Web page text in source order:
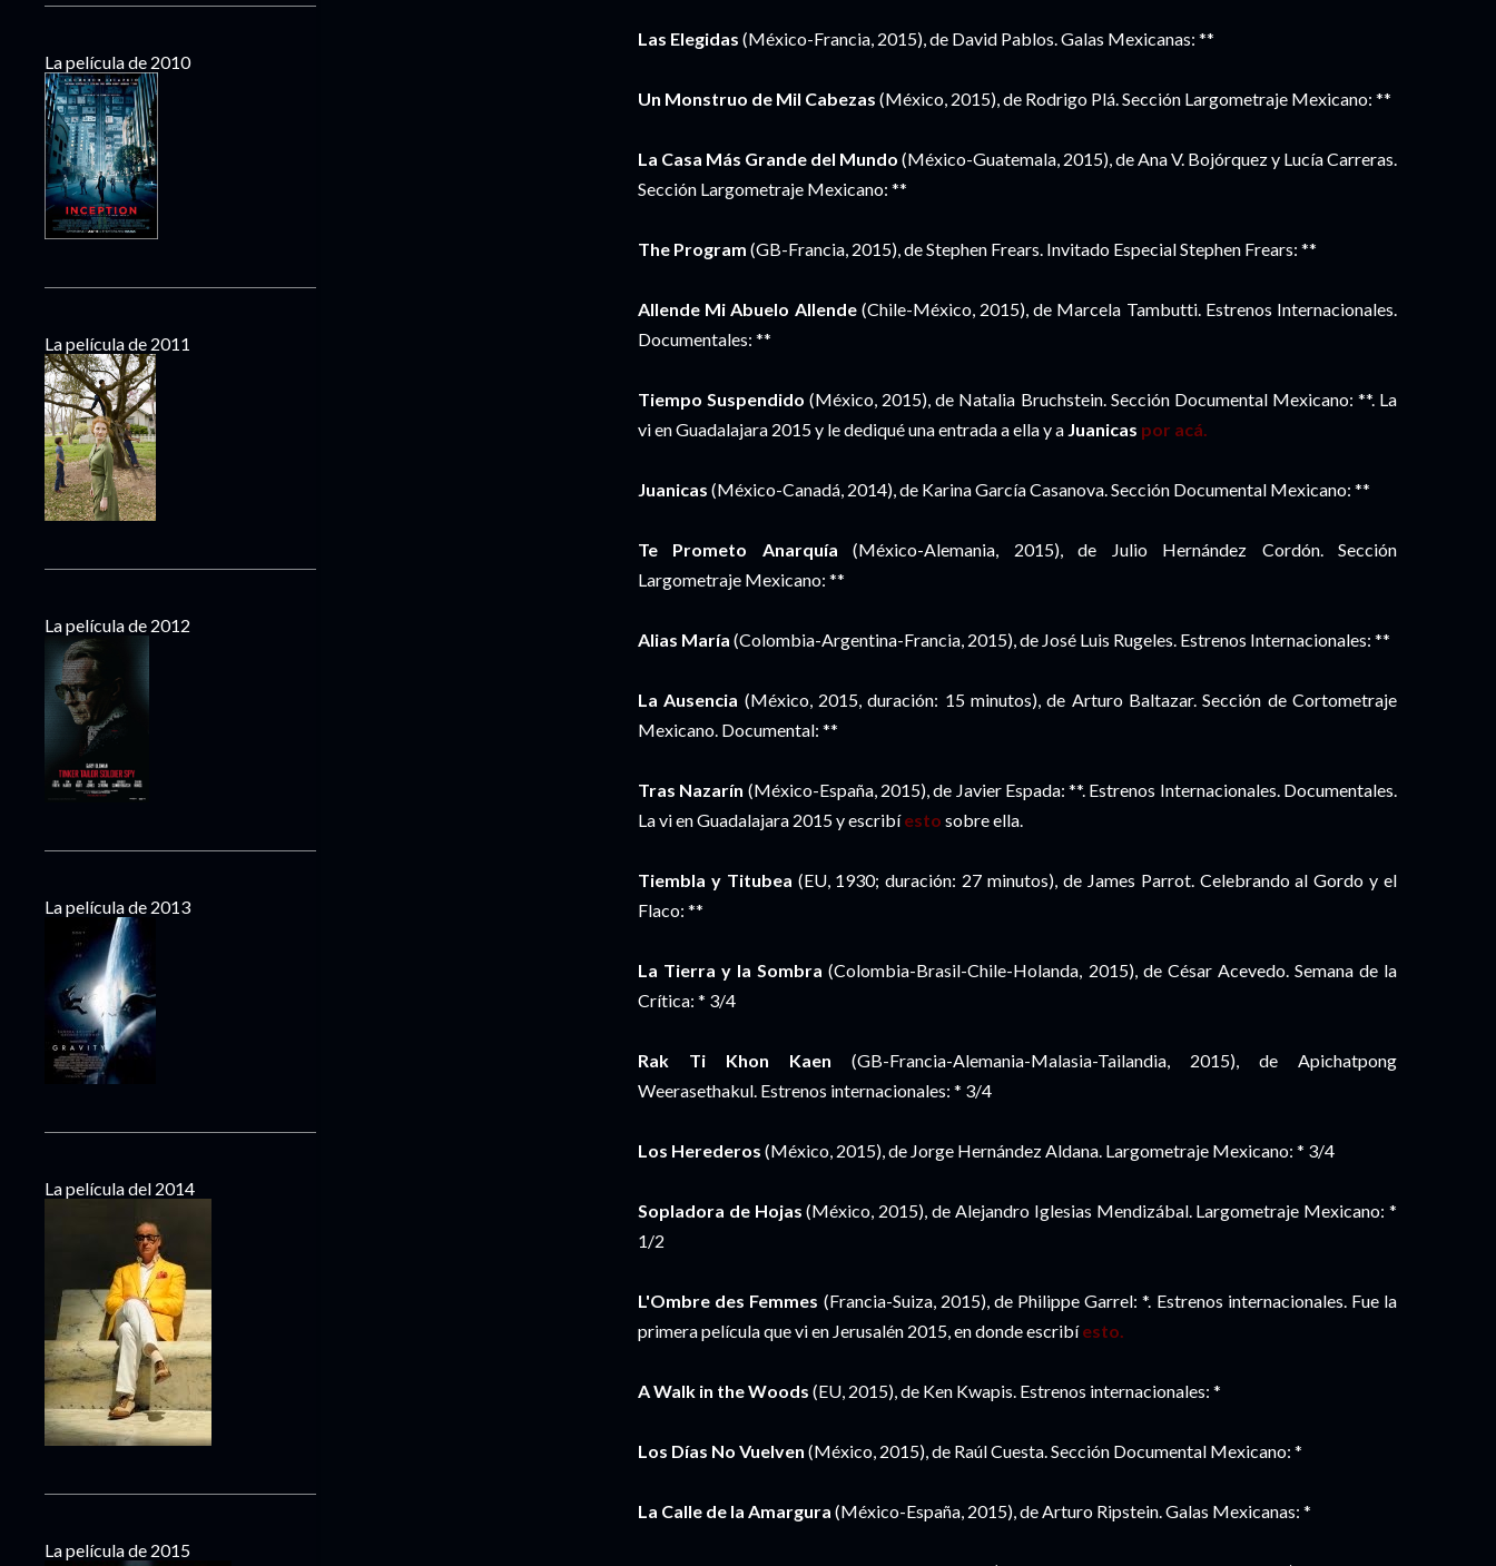
Las Elegidas (México-Francia, 2015), de David Pablos. Galas Mexicanas: **
Un Monstruo de Mil Cabezas (México, 2015), de Rodrigo Plá. Sección Largometraje Mexicano: **
La Casa Más Grande del Mundo (México-Guatemala, 2015), de Ana V. Bojórquez y Lucía Carreras.
Sección Largometraje Mexicano: **
The Program (GB-Francia, 2015), de Stephen Frears. Invitado Especial Stephen Frears: **
Allende Mi Abuelo Allende(Chile-México, 2015), de Marcela Tambutti. Estrenos Internacionales.
Documentales: **
Tiempo Suspendido (México, 2015), de Natalia Bruchstein. Sección Documental Mexicano: **. La
vi en Guadalajara 2015 y le dediqué una entrada a ella y a Juanicas por acá.
Juanicas (México-Canadá, 2014), de Karina García Casanova. Sección Documental Mexicano: **
Te Prometo Anarquía (México-Alemania, 2015), de Julio Hernández Cordón. Sección
Largometraje Mexicano: **
Alias María (Colombia-Argentina-Francia, 2015), de José Luis Rugeles. Estrenos Internacionales: **
La Ausencia (México, 2015, duración: 15 minutos), de Arturo Baltazar. Sección de Cortometraje
Mexicano. Documental: **
Tras Nazarín (México-España, 2015), de Javier Espada: **. Estrenos Internacionales. Documentales.
La vi en Guadalajara 2015 y escribíesto sobre ella.
Tiembla y Titubea (EU, 1930; duración: 27 minutos), de James Parrot. Celebrando al Gordo y el
Flaco: **
La Tierra y la Sombra (Colombia-Brasil-Chile-Holanda, 2015), de César Acevedo. Semana de la
Crítica: * 3/4
Rak Ti Khon Kaen (GB-Francia-Alemania-Malasia-Tailandia, 2015), de Apichatpong
Weerasethakul. Estrenos internacionales: * 3/4
Los Herederos (México, 2015), de Jorge Hernández Aldana. Largometraje Mexicano: * 3/4
Sopladora de Hojas (México, 2015), de Alejandro Iglesias Mendizábal. Largometraje Mexicano: *
1/2
L'Ombre des Femmes (Francia-Suiza, 2015), de Philippe Garrel: *. Estrenos internacionales. Fue la
primera película que vi en Jerusalén 2015, en donde escribíesto.
A Walk in the Woods (EU, 2015), de Ken Kwapis. Estrenos internacionales: *
Los Días No Vuelven (México, 2015), de Raúl Cuesta. Sección Documental Mexicano: *
La Calle de la Amargura (México-España, 2015), de Arturo Ripstein. Galas Mexicanas: *
La película de 2010
La película de 2011
La película de 2012
La película de 2013
La película del 2014
La película de 2015